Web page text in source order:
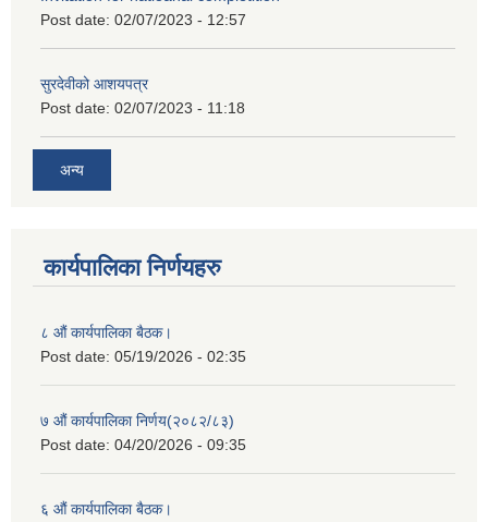
Post date: 02/07/2023 - 12:57
सुरदेवीको आशयपत्र
Post date: 02/07/2023 - 11:18
अन्य
कार्यपालिका निर्णयहरु
८ औं कार्यपालिका बैठक।
Post date: 05/19/2026 - 02:35
७ औं कार्यपालिका निर्णय(२०८२/८३)
Post date: 04/20/2026 - 09:35
६ औं कार्यपालिका बैठक।